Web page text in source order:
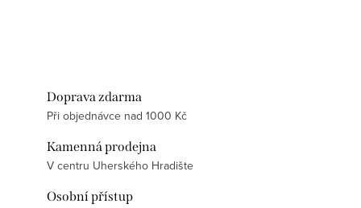
Doprava zdarma
Při objednávce nad 1000 Kč
Kamenná prodejna
V centru Uherského Hradište
Osobní přístup